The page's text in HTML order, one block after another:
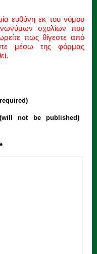
ευθύνη εκ του νόμου
σχολίων που
πως θίγεστε από
μέσω της φόρμας
not be published)